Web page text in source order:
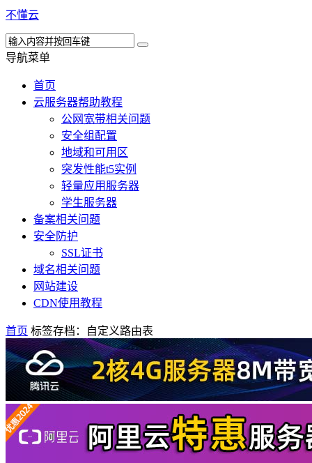
不懂云
导航菜单
首页
云服务器帮助教程
公网宽带相关问题
安全组配置
地域和可用区
突发性能t5实例
轻量应用服务器
学生服务器
备案相关问题
安全防护
SSL证书
域名相关问题
网站建设
CDN使用教程
首页 标签存档：自定义路由表